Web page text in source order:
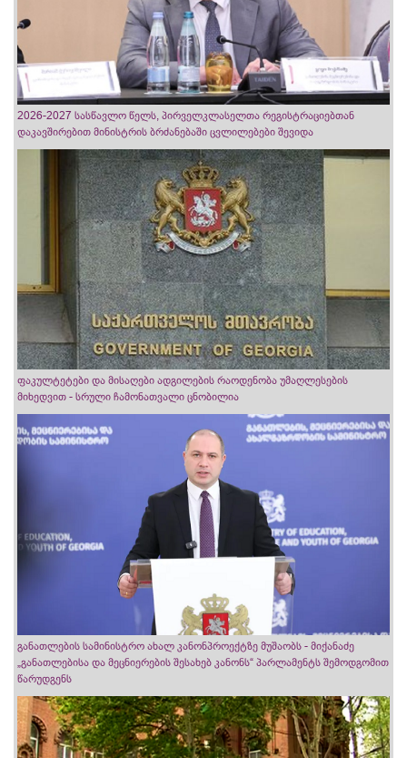
2026-2027 სასწავლო წელს, პირველკლასელთა რეგისტრაციებთან
დაკავშირებით მინისტრის ბრძანებაში ცვლილებები შევიდა
ფაკულტეტები და მისაღები ადგილების რაოდენობა უმაღლესების
მიხედვით - სრული ჩამონათვალი ცნობილია
განათლების სამინისტრო ახალ კანონპროექტზე მუშაობს - მიქანაძე
„განათლებისა და მეცნიერების შესახებ კანონს“ პარლამენტს შემოდგომით
წარუდგენს